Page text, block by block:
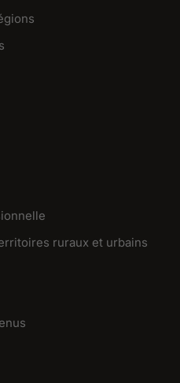
ruraux et urbains